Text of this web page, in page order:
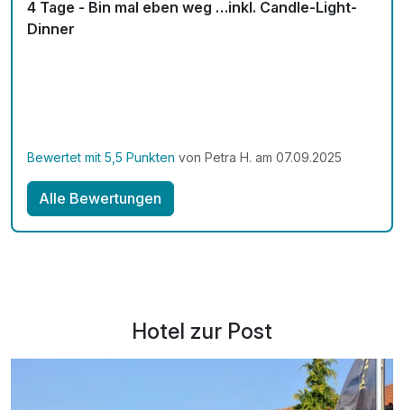
inkl. 10% Greenfee Ermäßigung beim Golfclub*
4 Tage - Bin mal eben weg …inkl. Candle-Light-
Dinner
Bewertet mit 5,5 Punkten von Petra H. am 07.09.2025
Alle Bewertungen
Hotel zur Post